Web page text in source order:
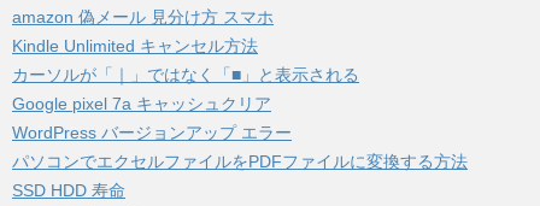
amazon 偽メール 見分け方 スマホ
Kindle Unlimited キャンセル方法
カーソルが「｜」ではなく「■」と表示される
Google pixel 7a キャッシュクリア
WordPress バージョンアップ エラー
パソコンでエクセルファイルをPDFファイルに変換する方法
SSD HDD 寿命